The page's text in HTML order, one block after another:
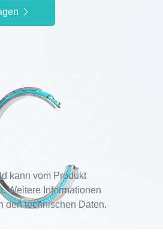
kann vom Produkt
Weitere Informationen
den technischen Daten.